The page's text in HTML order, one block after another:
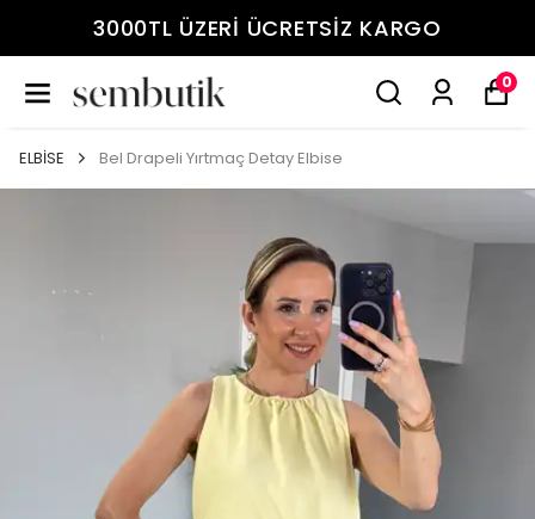
3000TL ÜZERİ ÜCRETSİZ KARGO
0
ELBİSE Bel Drapeli Yırtmaç Detay Elbise